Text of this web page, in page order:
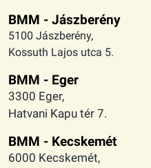
BMM - Jászberény
5100 Jászberény,
Kossuth Lajos utca 5.
BMM - Eger
3300 Eger,
Hatvani Kapu tér 7.
BMM - Kecskemét
6000 Kecskemét,